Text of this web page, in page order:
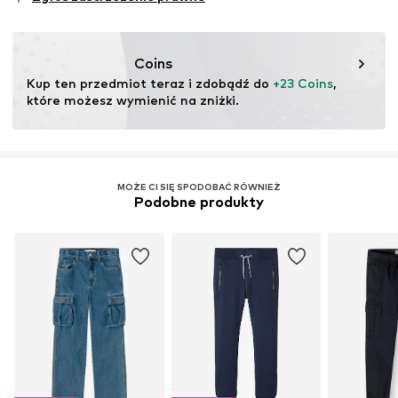
testu
Ten produkt zawiera materiały organiczne, których
ekosystemów poprzez rolnictwo ekologiczne poprzez
rezygnację z modyfikacji genetycznych oraz ograniczenie
zużycia wody i nawozów chemicznych.
Coins
Kup ten przedmiot teraz i zdobądź do +23 Coins,
które możesz wymienić na zniżki.
MOŻE CI SIĘ SPODOBAĆ RÓWNIEŻ
Podobne produkty